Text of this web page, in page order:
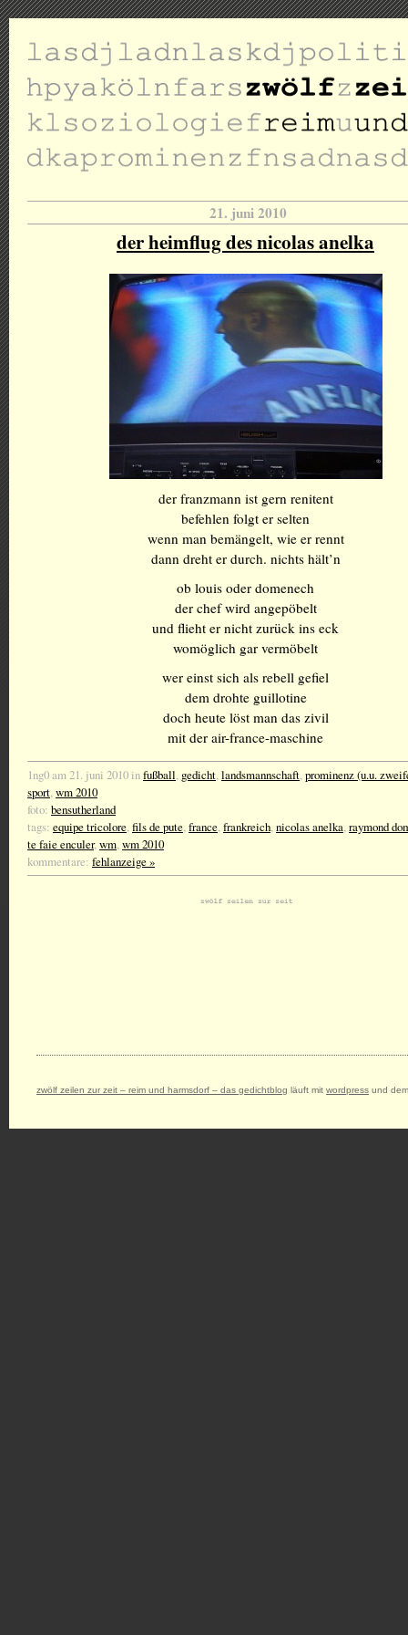
21. juni 2010
der heimflug des nicolas anelka
der franzmann ist gern renitent
befehlen folgt er selten
wenn man bemängelt, wie er rennt
dann dreht er durch. nichts hält’n
ob louis oder domenech
der chef wird angepöbelt
und flieht er nicht zurück ins eck
womöglich gar vermöbelt
wer einst sich als rebell gefiel
dem drohte guillotine
doch heute löst man das zivil
mit der air-france-maschine
1ng0 am 21. juni 2010 infußball, gedicht,landsmannschaft,prominenz (u.u.
sport,wm 2010
foto: bensutherland
tags: equipe tricolore,fils de pute,france,frankreich,nicolas anelka,raymond
te faie enculer,wm,wm 2010
kommentare: fehlanzeige »
zwölf zeilen zur zeit – reim und harmsdorf – das gedichtblog läuft mit wordpress und